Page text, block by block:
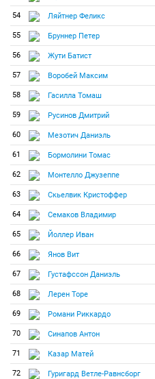
54 Ляйтнер Феликс
55 Бруннер Петер
56 Жути Батист
57 Воробей Максим
58 Гасилла Томаш
59 Русинов Дмитрий
60 Мезотич Даниэль
61 Бормолини Томас
62 Монтелло Джузеппе
63 Скьелвик Кристоффер
64 Семаков Владимир
65 Йоллер Иван
66 Янов Вит
67 Густафссон Даниэль
68 Лерен Торе
69 Романи Риккардо
70 Синапов Антон
71 Казар Матей
72 Гуригард Ветле-Равнсборг